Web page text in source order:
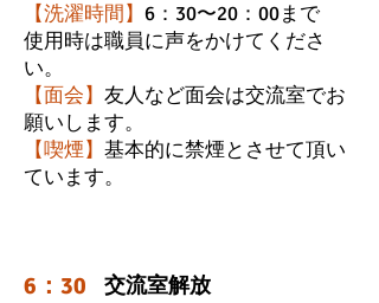
【洗濯時間】 6：30〜20：00まで
使用時は職員に声をかけてくださ
い。
【面会】 友人など面会は交流室でお
願いします。
【喫煙】 基本的に禁煙とさせて頂い
ています。
6：30 交流室解放